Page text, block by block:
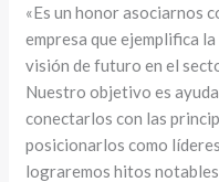
«Es un honor asociarnos
empresa que ejemplifica
visión de futuro en el
Nuestro objetivo es
conectarlos con las
posicionarlos como
lograremos hitos